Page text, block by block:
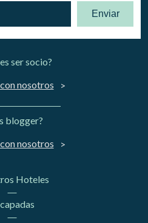
Enviar
ser socio?
nosotros
blogger?
nosotros
Hoteles